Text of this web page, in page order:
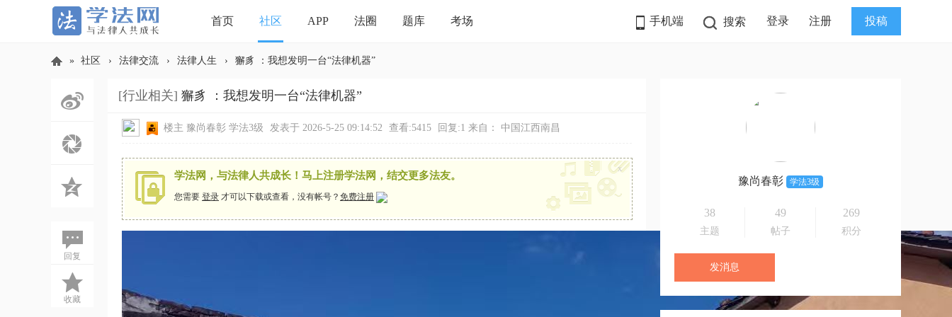
首页 社区 APP 法圈 题库 考场 手机端 搜索 登录 注册 投稿
» 社区 › 法律交流 › 法律人生 › 獬豸 ：我想发明一台“法律机器”
回复
收藏
[行业相关] 獬豸 ：我想发明一台“法律机器”
楼主 豫尚春彰 学法3级 发表于 2026-5-25 09:14:52 查看:5415 回复:1 来自： 中国江西南昌
学法网，与法律人共成长！马上注册学法网，结交更多法友。
您需要 登录 才可以下载或查看，没有帐号？ 免费注册
x
豫尚春彰 学法3级
38
主题
49
帖子
269
积分
发消息